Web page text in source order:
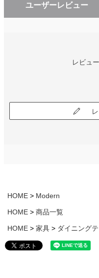
ユーザーレビュー
レビュ
HOME Modern
HOME 商品一覧
HOME 家具 ダイニング